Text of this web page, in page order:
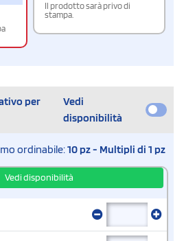
Il prodotto sarà privo di
stampa.
per
Vedi
disponibilità
ordinabile:10 pz - Multipli di 1 pz
Vedi disponibilità